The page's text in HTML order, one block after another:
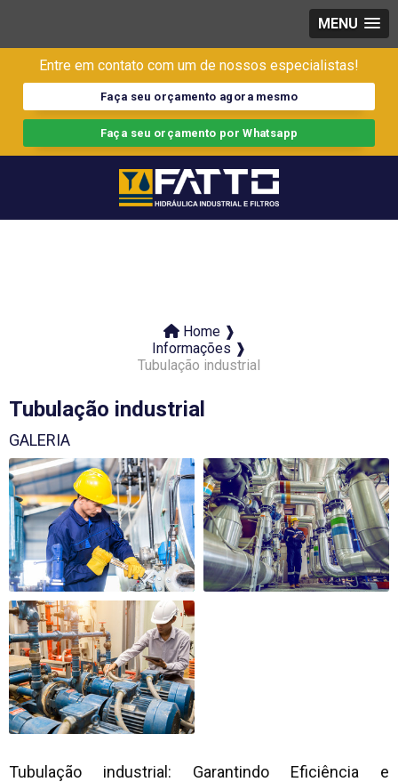
MENU
Entre em contato com um de nossos especialistas!
Faça seu orçamento agora mesmo
Faça seu orçamento por Whatsapp
Home ❱
Informações ❱
Tubulação industrial
Tubulação industrial
GALERIA
Tubulação industrial : Garantindo Eficiência e